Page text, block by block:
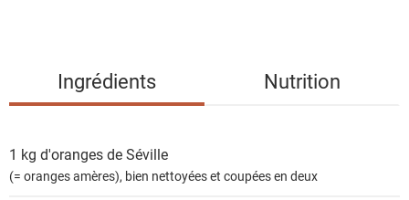
e
Ingrédients Nutrition
1 kg d'oranges de Séville
(= oranges amères), bien nettoyées et coupées en deux